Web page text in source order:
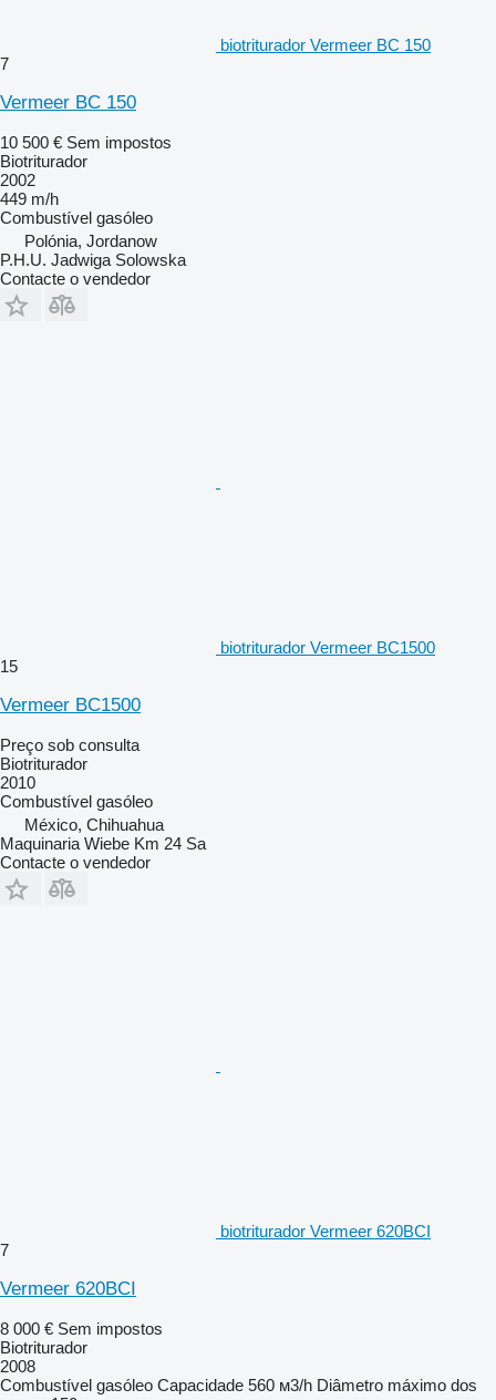
biotriturador Vermeer BC 150
7
Vermeer BC 150
10 500 € Sem impostos
Biotriturador
2002
449 m/h
Combustível gasóleo
Polónia, Jordanow
P.H.U. Jadwiga Solowska
Contacte o vendedor
biotriturador Vermeer BC1500
15
Vermeer BC1500
Preço sob consulta
Biotriturador
2010
Combustível gasóleo
México, Chihuahua
Maquinaria Wiebe Km 24 Sa
Contacte o vendedor
biotriturador Vermeer 620BCI
7
Vermeer 620BCI
8 000 € Sem impostos
Biotriturador
2008
Combustível gasóleo Capacidade 560 м3/h Diâmetro máximo dos